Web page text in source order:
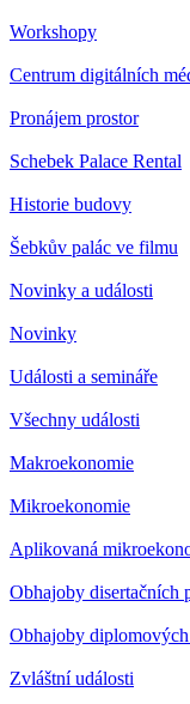
Workshopy
Centrum digitálních
Pronájem prostor
Schebek Palace Rental
Historie budovy
Šebkův palác ve filmu
Novinky a události
Novinky
Události a semináře
Všechny události
Makroekonomie
Mikroekonomie
Aplikovaná
Obhajoby disertačních
Obhajoby
Zvláštní události